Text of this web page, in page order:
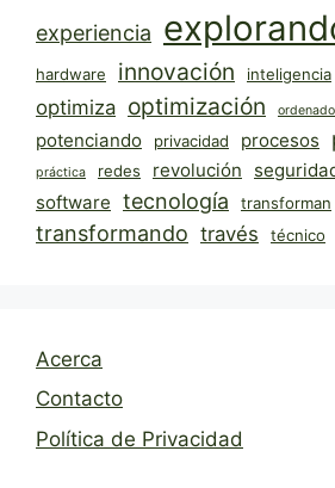
experiencia
hardware innovación inteligencia
optimiza optimización
potenciando privacidad procesos
práctica redes revolución
software tecnología transforman
transformando través técnico
Acerca
Contacto
Política de Privacidad